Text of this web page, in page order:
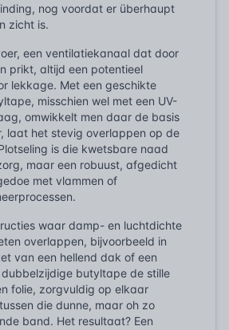
nog voordat er überhaupt
zicht is.
een ventilatiekanaal dat door
prikt, altijd een potentieel
lekkage. Met een geschikte
misschien wel met een UV-
omwikkelt men daar de basis
laat het stevig overlappen op de
is die kwetsbare naad
maar een robuust, afgedicht
met vlammen of
waar damp- en luchtdichte
overlappen, bijvoorbeeld in
van een hellend dak of een
butyltape de stille
folie, zorgvuldig op elkaar
die dunne, maar oh zo
band. Het resultaat? Een